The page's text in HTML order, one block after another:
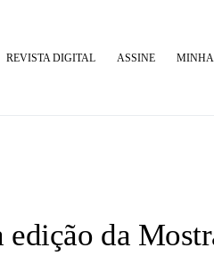
REVISTA DIGITAL ASSINE MINHA
edição da